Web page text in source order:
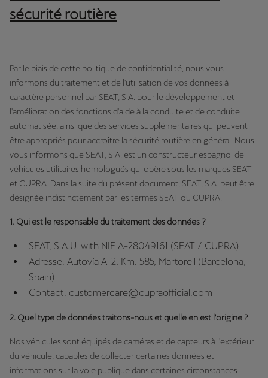
sécurité routière
Par le biais de cette politique de confidentialité, nous vous
informons du traitement et de l'utilisation de vos données à
caractère personnel par SEAT, S.A. pour le développement et
l'amélioration des fonctions d'aide à la conduite et de conduite
automatisée, ainsi que des services supplémentaires qui peuvent
être appropriés pour accroître la sécurité routière en général. Nous
vous informons que SEAT, S.A. est un constructeur espagnol de
véhicules utilitaires homologués qui opère sous les marques SEAT
et CUPRA. Dans la suite du présent document, SEAT, S.A. peut être
désignée indistinctement par les termes SEAT ou CUPRA.
1. Qui est le responsable du traitement des données ?
SEAT, S.A.U. with NIF A-28049161 (SEAT / CUPRA)
Adresse: Autovía A-2, Km. 585, Martorell (Barcelona,
Spain)
Contact: customercare@cupraofficial.com
2. Quel type de données traitons-nous et quelle en est l'origine ?
Nos véhicules sont équipés de caméras et de capteurs à l'extérieur
du véhicule, capables de collecter certaines données et
informations sur la voie publique dans certaines circonstances :